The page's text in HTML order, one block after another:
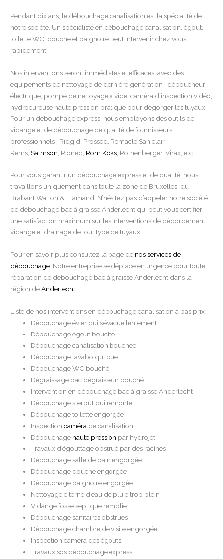
Pendant dix ans, le débouchage canalisation est la spécialité de
notre société. Un spécialiste en débouchage canalisation, égout,
toilette WC, douche et baignoire peut intervenir chez vous
rapidement.
Nos interventions seront immédiates et efficaces, avec des
équipements de nettoyage de dernière génération : déboucheur
électrique, pompe de nettoyage à vide, caméra d’inspection vidéo,
hydrocureuse haute pression pratique pour dégorger les tuyaux.
Pour un débouchage express, nous employons des outils de
vidange et de débouchage de qualité de fournisseurs
professionnels : Ridgid, Prossed, Remacle Saniclair,
Rems,Salmson , Rioned, Rom Koks , Rothenberger, Virax, etc.
Pour vous garantir un débouchage express et de qualité, nous
travaillons uniquement dans toute la zone de Bruxelles, du
Brabant Wallon & Flamand. N’hésitez pas d’appeler notre société
de débouchage bac à graisse Anderlecht qui peut vous certifier
une satisfaction maximum sur les interventions de dégorgement,
vidange et drainage de tout type de tuyaux.
Pour en savoir plus consultez la page de nos services de
débouchage. Notre entreprise se déplace en urgence pour toute
réparation de débouchage bac à graisse Anderlecht dans la
région deAnderlecht.
Liste de nos interventions en débouchage canalisation à bas prix :
Débouchage évier qui s’évacue lentement
Débouchage égout bouché
Débouchage canalisation bouchée
Débouchage lavabo qui pue
Débouchage WC bouché
Dégraissage bac dégraisseur bouché
Intervention en débouchage bac à graisse Anderlecht
Débouchage sterput qui remonte
Débouchage toilette engorgée
Inspectioncaméra de canalisation
Débouchage haute pression par hydrojet
Travaux d’égouttage obstrué par des racines
Débouchage salle de bain engorgée
Débouchage douche engorgée
Débouchage baignoire engorgée
Nettoyage citerne d’eau de pluie trop plein
Vidange fosse septique remplie
Débouchage sanitaires obstrués
Débouchage chambre de visite engorgée
Inspection caméra des égouts
Travaux sos débouchage express